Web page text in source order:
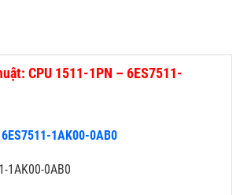
CPU 1511-1PN – 6ES7511-
1AK00-0AB0
1AK00-0AB0